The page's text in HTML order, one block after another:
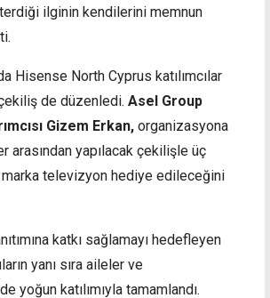
ilginin kendilerini memnun
Hisense North Cyprus katılımcılar
de düzenledi. Asel Group
Gizem Erkan, organizasyona
arasından yapılacak çekilişle üç
televizyon hediye edileceğini
katkı sağlamayı hedefleyen
yanı sıra aileler ve
yoğun katılımıyla tamamlandı.